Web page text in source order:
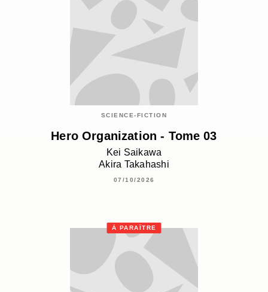
SCIENCE-FICTION
Hero Organization - Tome 03
Kei Saikawa
Akira Takahashi
07/10/2026
À PARAÎTRE